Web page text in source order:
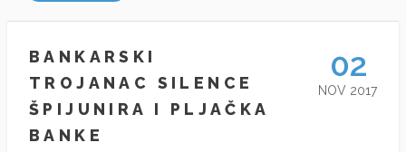
BANKARSKI
TROJANAC SILENCE
ŠPIJUNIRA I PLJAČKA
BANKE
02
NOV 2017